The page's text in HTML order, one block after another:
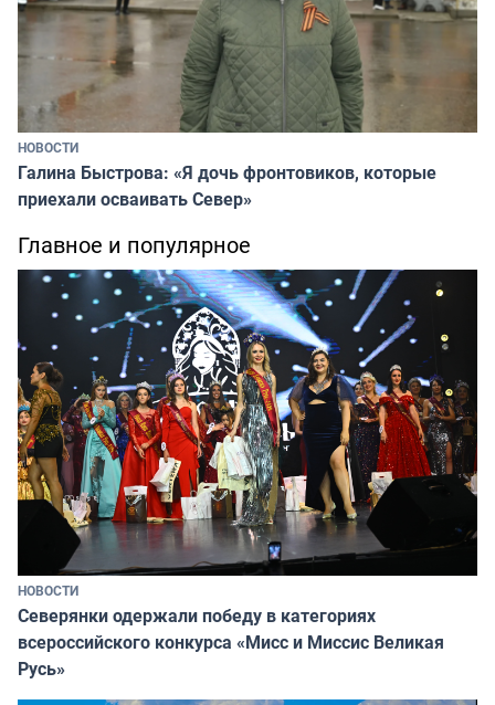
НОВОСТИ
Галина Быстрова: «Я дочь фронтовиков, которые
приехали осваивать Север»
Главное и популярное
НОВОСТИ
Северянки одержали победу в категориях
всероссийского конкурса «Мисс и Миссис Великая
Русь»